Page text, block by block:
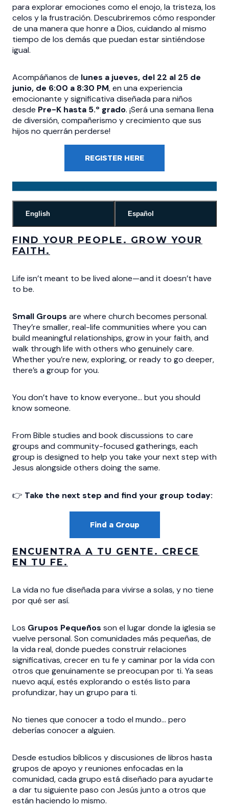
para explorar emociones como el enojo, la tristeza, los
celos y la frustración. Descubriremos cómo responder
de una manera que honre a Dios, cuidando al mismo
tiempo de los demás que puedan estar sintiéndose
igual.
Acompáñanos de lunes a jueves, del 22 al 25 de
junio, de 6:00 a 8:30 PM, en una experiencia
emocionante y significativa diseñada para niños
desde Pre-K hasta 5.º grado. ¡Será una semana llena
de diversión, compañerismo y crecimiento que sus
hijos no querrán perderse!
REGISTER HERE
English Español
FIND YOUR PEOPLE. GROW YOUR
FAITH.
Life isn’t meant to be lived alone—and it doesn’t have
to be.
Small Groups are where church becomes personal.
They’re smaller, real-life communities where you can
build meaningful relationships, grow in your faith, and
walk through life with others who genuinely care.
Whether you’re new, exploring, or ready to go deeper,
there’s a group for you.
You don’t have to know everyone… but you should
know someone.
From Bible studies and book discussions to care
groups and community-focused gatherings, each
group is designed to help you take your next step with
Jesus alongside others doing the same.
👉 Take the next step and find your group today:
Find a Group
ENCUENTRA A TU GENTE. CRECE
EN TU FE.
La vida no fue diseñada para vivirse a solas, y no tiene
por qué ser así.
Los Grupos Pequeños son el lugar donde la iglesia se
vuelve personal. Son comunidades más pequeñas, de
la vida real, donde puedes construir relaciones
significativas, crecer en tu fe y caminar por la vida con
otros que genuinamente se preocupan por ti. Ya seas
nuevo aquí, estés explorando o estés listo para
profundizar, hay un grupo para ti.
No tienes que conocer a todo el mundo… pero
deberías conocer a alguien.
Desde estudios bíblicos y discusiones de libros hasta
grupos de apoyo y reuniones enfocadas en la
comunidad, cada grupo está diseñado para ayudarte
a dar tu siguiente paso con Jesús junto a otros que
están haciendo lo mismo.